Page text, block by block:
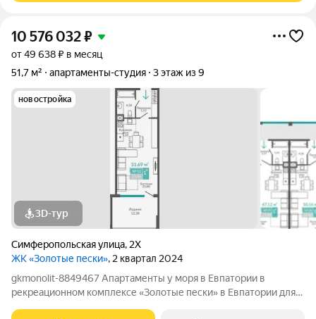
10 576 032₽
от 49 638 ₽ в месяц
51,7 м²
апартаменты-студия 3 этаж из 9
новостройка
3D-тур
Симферопольская улица, 2Х
ЖК «Золотые пески», 2 квартал 2024
gkmonolit-8849467 Апартаменты у моря в Евпатории в
рекреационном комплексе «Золотые пески» в Евпатории для